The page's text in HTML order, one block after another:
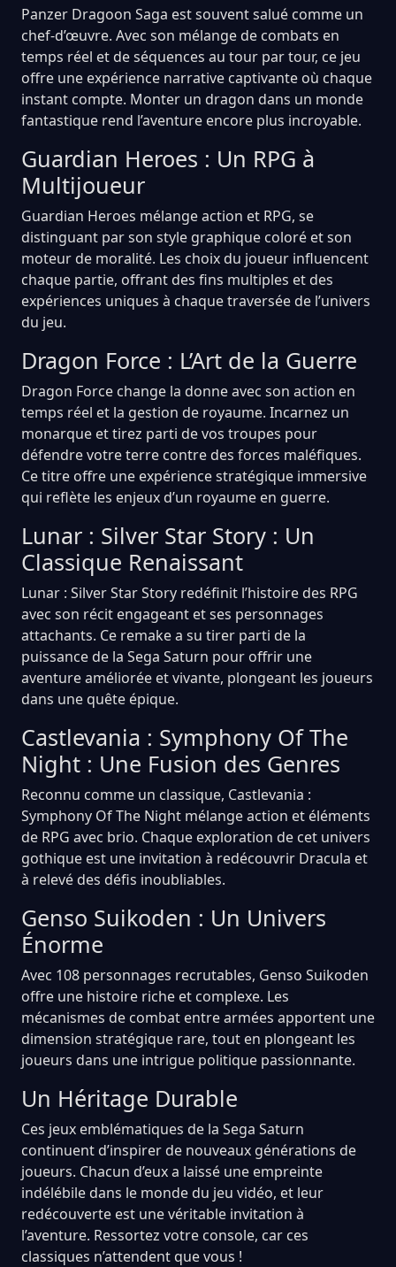
Panzer Dragoon Saga est souvent salué comme un
chef-d’œuvre. Avec son mélange de combats en
temps réel et de séquences au tour par tour, ce jeu
offre une expérience narrative captivante où chaque
instant compte. Monter un dragon dans un monde
fantastique rend l’aventure encore plus incroyable.
Guardian Heroes : Un RPG à
Multijoueur
Guardian Heroes mélange action et RPG, se
distinguant par son style graphique coloré et son
moteur de moralité. Les choix du joueur influencent
chaque partie, offrant des fins multiples et des
expériences uniques à chaque traversée de l’univers
du jeu.
Dragon Force : L’Art de la Guerre
Dragon Force change la donne avec son action en
temps réel et la gestion de royaume. Incarnez un
monarque et tirez parti de vos troupes pour
défendre votre terre contre des forces maléfiques.
Ce titre offre une expérience stratégique immersive
qui reflète les enjeux d’un royaume en guerre.
Lunar : Silver Star Story : Un
Classique Renaissant
Lunar : Silver Star Story redéfinit l’histoire des RPG
avec son récit engageant et ses personnages
attachants. Ce remake a su tirer parti de la
puissance de la Sega Saturn pour offrir une
aventure améliorée et vivante, plongeant les joueurs
dans une quête épique.
Castlevania : Symphony Of The
Night : Une Fusion des Genres
Reconnu comme un classique, Castlevania :
Symphony Of The Night mélange action et éléments
de RPG avec brio. Chaque exploration de cet univers
gothique est une invitation à redécouvrir Dracula et
à relevé des défis inoubliables.
Genso Suikoden : Un Univers
Énorme
Avec 108 personnages recrutables, Genso Suikoden
offre une histoire riche et complexe. Les
mécanismes de combat entre armées apportent une
dimension stratégique rare, tout en plongeant les
joueurs dans une intrigue politique passionnante.
Un Héritage Durable
Ces jeux emblématiques de la Sega Saturn
continuent d’inspirer de nouveaux générations de
joueurs. Chacun d’eux a laissé une empreinte
indélébile dans le monde du jeu vidéo, et leur
redécouverte est une véritable invitation à
l’aventure. Ressortez votre console, car ces
classiques n’attendent que vous !